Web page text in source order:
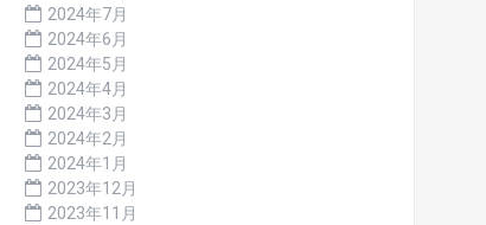
2024年7月
2024年6月
2024年5月
2024年4月
2024年3月
2024年2月
2024年1月
2023年12月
2023年11月